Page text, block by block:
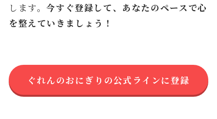
します。今すぐ登録して、あなたのペースで心
を整えていきましょう！
ぐれんのおにぎりの公式ラインに登録